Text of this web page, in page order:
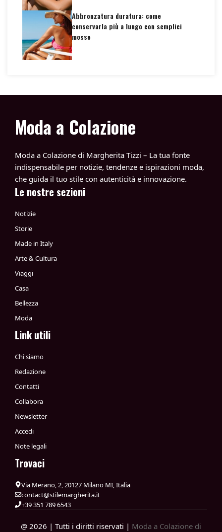
Abbronzatura duratura: come
conservarla più a lungo con semplici
mosse
Moda a Colazione
Moda a Colazione di Margherita Tizzi – La tua fonte
indispensabile per notizie, tendenze e ispirazioni moda,
che guida il tuo stile con autenticità e innovazione.
Le nostre sezioni
Notizie
Storie
Made in Italy
Arte & Cultura
Viaggi
Casa
Bellezza
Moda
Link utili
Chi siamo
Redazione
Contatti
Collabora
Newsletter
Accedi
Note legali
Trovaci
Via Merano, 2, 20127 Milano MI, Italia
contact@stilemargherita.it
+39 351 789 6543
@ 2026 | Tutti i diritti riservati | Moda a Colazione di